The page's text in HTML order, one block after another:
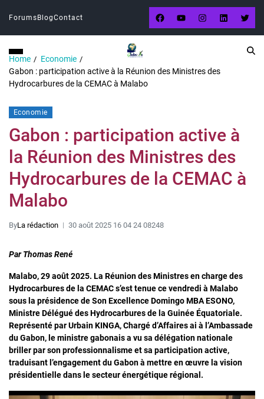
Forums BlogContact
Home
Economie
Gabon : participation active à la Réunion des Ministres des
Hydrocarbures de la CEMAC à Malabo
Economie
Gabon : participation active à
la Réunion des Ministres des
Hydrocarbures de la CEMAC à
Malabo
ByLa rédaction 30 août 2025 16 04 24 08248
Par Thomas René
Malabo, 29 août 2025. La Réunion des Ministres en charge des
Hydrocarbures de la CEMAC s’est tenue ce vendredi à Malabo
sous la présidence de Son Excellence Domingo MBA ESONO,
Ministre Délégué des Hydrocarbures de la Guinée Équatoriale.
Représenté par Urbain KINGA, Chargé d’Affaires ai à l’Ambassade
du Gabon, le ministre gabonais a vu sa délégation nationale
briller par son professionnalisme et sa participation active,
traduisant l’engagement du Gabon à mettre en œuvre la vision
présidentielle dans le secteur énergétique régional.